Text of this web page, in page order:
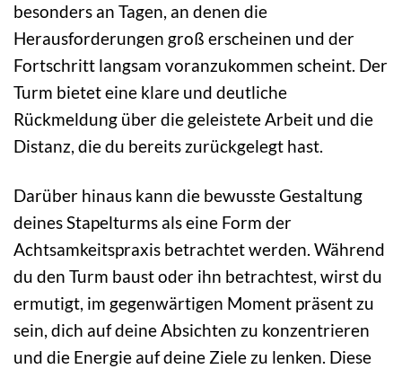
besonders an Tagen, an denen die
Herausforderungen groß erscheinen und der
Fortschritt langsam voranzukommen scheint. Der
Turm bietet eine klare und deutliche
Rückmeldung über die geleistete Arbeit und die
Distanz, die du bereits zurückgelegt hast.
Darüber hinaus kann die bewusste Gestaltung
deines Stapelturms als eine Form der
Achtsamkeitspraxis betrachtet werden. Während
du den Turm baust oder ihn betrachtest, wirst du
ermutigt, im gegenwärtigen Moment präsent zu
sein, dich auf deine Absichten zu konzentrieren
und die Energie auf deine Ziele zu lenken. Diese